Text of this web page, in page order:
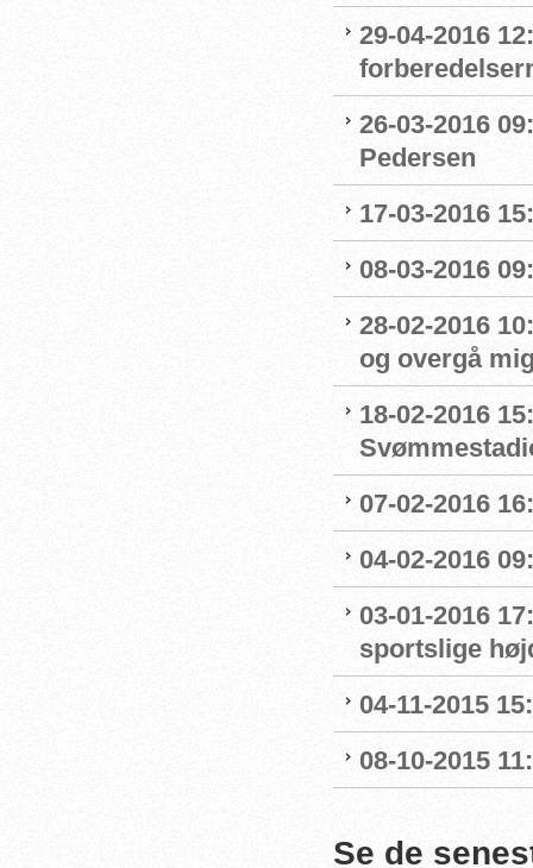
29-04-2016
26-03-2016
Pedersen
17-03-2016
08-03-2016
28-02-2016
og overgå
18-02-2016
07-02-2016
04-02-2016
03-01-2016
sportslige
04-11-2015
08-10-2015
Se de